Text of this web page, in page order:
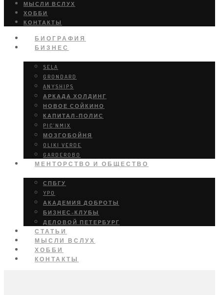
МЫСЛИ ВСЛУХ
ХОББИ
КОНТАКТЫ
БИОГРАФИЯ
БИЗНЕС
SELA
GRONDARD
ANYSHIPS
АРКАДА ХОЛДИНГ
НОВОЕ СОЙКИНО
КАПИТАЛ-ПОЛИС
PIC’NMIX
МОЗГОБОЙНЯ
OLIKI VERDE
GARDEROBO
МЕНТОРСТВО И ОБЩЕСТВО
СПБГУ
YPO
АКАДЕМИЯ ДОБРОТЫ
БИЗНЕС-КЛУБЫ
ДЕЛОВОЙ ПЕТЕРБУРГ
СТАТЬИ
МЫСЛИ ВСЛУХ
ХОББИ
КОНТАКТЫ